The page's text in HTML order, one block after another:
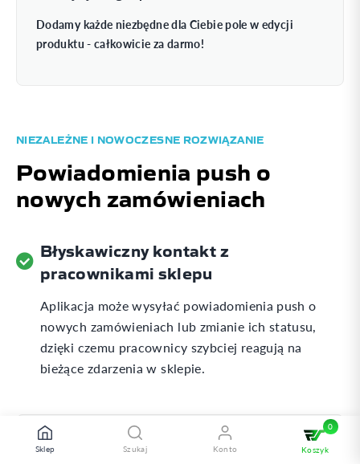
Sklep Szukaj Konto Koszyk
Dodamy każde niezbędne dla Ciebie pole w edycji
produktu - całkowicie za darmo!
Powiadomienia push o
nowych zamówieniach
NIEZALEŻNE I NOWOCZESNE ROZWIĄZANIE
Błyskawiczny kontakt z
pracownikami sklepu
Aplikacja może wysyłać powiadomienia push o
nowych zamówieniach lub zmianie ich statusu,
dzięki czemu pracownicy szybciej reagują na
bieżące zdarzenia w sklepie.